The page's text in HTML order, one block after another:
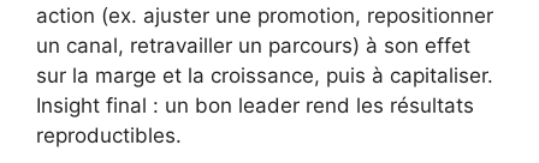
action (ex. ajuster une promotion, repositionner
un canal, retravailler un parcours) à son effet
sur la marge et la croissance, puis à capitaliser.
Insight final : un bon leader rend les résultats
reproductibles.